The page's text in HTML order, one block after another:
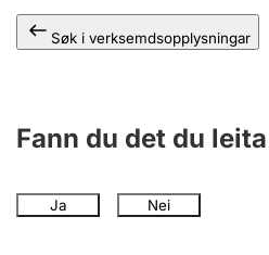
Søk i verksemdsopplysningar
Fann du det du
Ja Nei